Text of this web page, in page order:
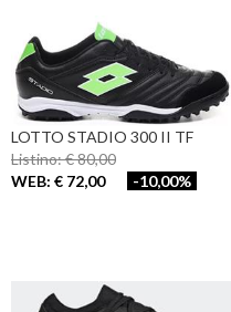
LOTTO STADIO 300 II TF
Listino: € 80,00
WEB: € 72,00
-10,00%